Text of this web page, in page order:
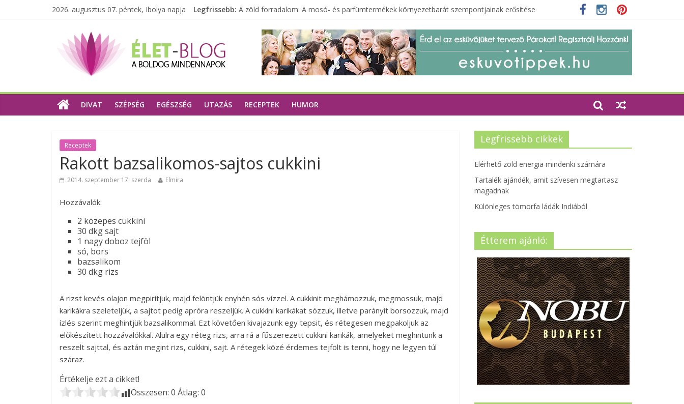
2026. augusztus 07. péntek, Ibolya napja Legfrissebb: A zöld forradalom: A mosó- és parfümtermékek környezetbarát szempontjainak erősítése
Elérhető zöld energia mindenki számára
Tartalék ajándék, amit szívesen megtartasz magadnak
Különleges tömörfa ládák Indiából
DIVAT SZÉPSÉG EGÉSZSÉG UTAZÁS RECEPTEK HUMOR
Receptek
Rakott bazsalikomos-sajtos cukkini
2014. szeptember 17. szerda Elmira
Hozzávalók:
2 közepes cukkini
30 dkg sajt
1 nagy doboz tejföl
só, bors
bazsalikom
30 dkg rizs
A rizst kevés olajon megpirítjuk, majd felöntjük enyhén sós vízzel. A cukkinit meghámozzuk, megmossuk, majd
karikákra szeleteljük, a sajtot pedig apróra reszeljük. A cukkini karikákat sózzuk, illetve parányit borsozzuk, majd
ízlés szerint meghintjük bazsalikommal. Ezt követően kivajazunk egy tepsit, és rétegesen megpakoljuk az
előkészített hozzávalókkal. Alulra egy réteg rizs, arra rá a fűszerezett cukkini karikák, amelyeket meghintünk a
reszelt sajttal, és aztán megint rizs, cukkini, sajt. A rétegek közé érdemes tejfölt is tenni, hogy ne legyen túl
száraz.
Értékelje ezt a cikket!
Összesen: 0 Átlag: 0
Legfrissebb cikkek
Elérhető zöld energia mindenki számára
Tartalék ajándék, amit szívesen megtartasz
magadnak
Különleges tömörfa ládák Indiából
Étterem ajánló: